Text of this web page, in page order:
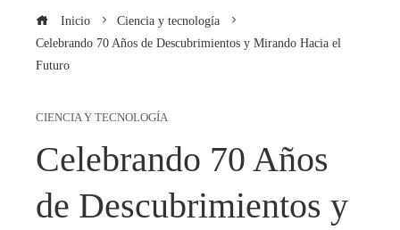
Inicio
Ciencia y tecnología
Celebrando 70 Años de Descubrimientos y Mirando Hacia el
Futuro
CIENCIA Y TECNOLOGÍA
Celebrando 70 Años
de Descubrimientos y